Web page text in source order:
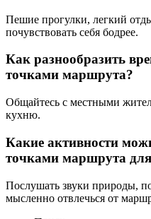
Пешие прогулки, легкий
почувствовать себя бодрее.
Как разнообразить
точками маршрута?
Общайтесь с местными
кухню.
Какие активности
точками маршрута
Послушать звуки природы,
мысленно отвлечься от